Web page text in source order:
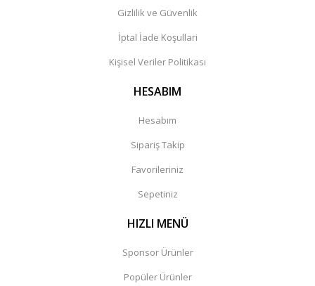
Gizlilik ve Güvenlik
İptal İade Koşullari
Kişisel Veriler Politikası
HESABIM
Hesabım
Sipariş Takip
Favorileriniz
Sepetiniz
HIZLI MENÜ
Sponsor Ürünler
Popüler Ürünler